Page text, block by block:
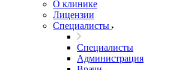
О клинике
Лицензии
Специалисты
Специалисты
Администрация